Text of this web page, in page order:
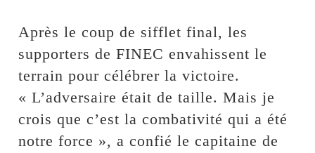
Après le coup de sifflet final, les
supporters de FINEC envahissent le
terrain pour célébrer la victoire.
« L’adversaire était de taille. Mais je
crois que c’est la combativité qui a été
notre force », a confié le capitaine de